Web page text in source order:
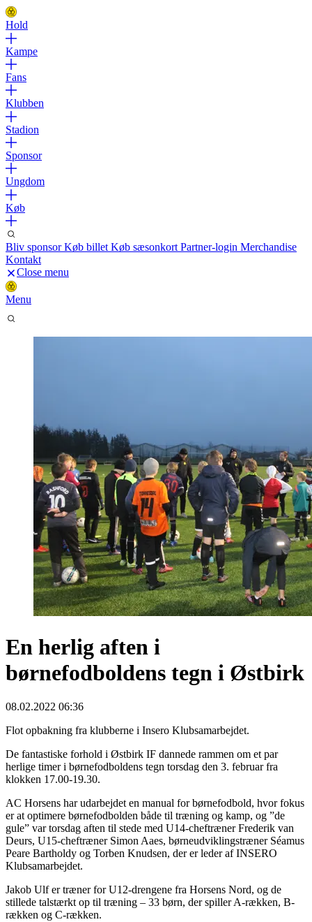
Hold
Kampe
Fans
Klubben
Stadion
Sponsor
Ungdom
Køb
Bliv sponsorKøb billet Køb sæsonkort Partner-login Merchandise
Kontakt
Close menu
Menu
En herlig aften i
børnefodboldens tegn i Østbirk
08.02.2022 06:36
Flot opbakning fra klubberne i Insero Klubsamarbejdet.
De fantastiske forhold i Østbirk IF dannede rammen om et par
herlige timer i børnefodboldens tegn torsdag den 3. februar fra
klokken 17.00-19.30.
AC Horsens har udarbejdet en manual for børnefodbold, hvor fokus
er at optimere børnefodbolden både til træning og kamp, og ”de
gule” var torsdag aften til stede med U14-cheftræner Frederik van
Deurs, U15-cheftræner Simon Aaes, børneudviklingstræner Séamus
Peare Bartholdy og Torben Knudsen, der er leder af INSERO
Klubsamarbejdet.
Jakob Ulf er træner for U12-drengene fra Horsens Nord, og de
stillede talstærkt op til træning – 33 børn, der spiller A-rækken, B-
rækken og C-rækken.